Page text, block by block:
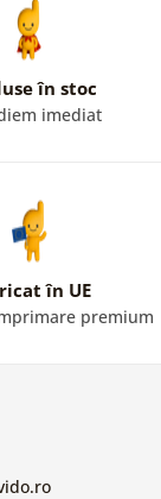
în stoc
imediat
în UE
premium